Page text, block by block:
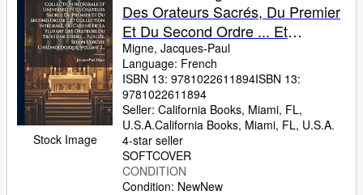
Stock Image
Des Orateurs Sacrés, Du Premier
Et Du Second Ordre ... Et
Collection Intégrale, Ou Choisie
De La Plupart Des ...
Chronologique, Volume 2...
(French Edition)
Migne, Jacques-Paul
Language: French
ISBN 13: 9781022611894ISBN 13:
9781022611894
Seller: California Books, Miami, FL,
U.S.A.California Books, Miami, FL, U.S.A.
4-star seller
SOFTCOVER
CONDITION
Condition: NewNew